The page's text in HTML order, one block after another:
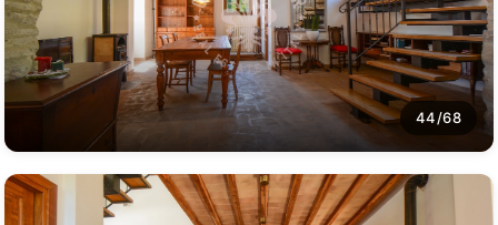
44/68